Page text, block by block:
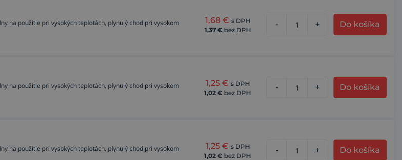
na použitie pri vysokých teplotách, plynulý chod pri vysokom
1,68 € s DPH
1,37 € bez DPH
- + Do košíka
na použitie pri vysokých teplotách, plynulý chod pri vysokom
1,25 € s DPH
1,02 € bez DPH
- + Do košíka
na použitie pri vysokých teplotách, plynulý chod pri vysokom
1,25 € s DPH
1,02 € bez DPH
- + Do košíka